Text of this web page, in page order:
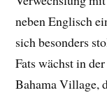
neben Englisch
sich besonders
Fats wächst in
Bahama Village,